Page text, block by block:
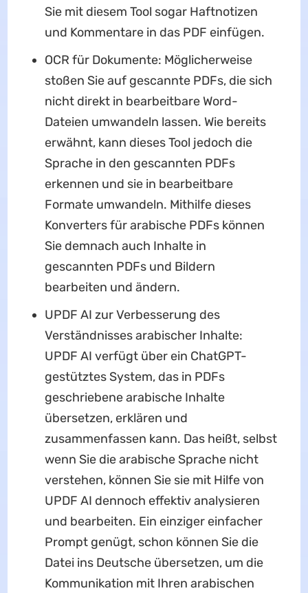
Sie mit diesem Tool sogar Haftnotizen
und Kommentare in das PDF einfügen.
OCR für Dokumente: Möglicherweise
stoßen Sie auf gescannte PDFs, die sich
nicht direkt in bearbeitbare Word-
Dateien umwandeln lassen. Wie bereits
erwähnt, kann dieses Tool jedoch die
Sprache in den gescannten PDFs
erkennen und sie in bearbeitbare
Formate umwandeln. Mithilfe dieses
Konverters für arabische PDFs können
Sie demnach auch Inhalte in
gescannten PDFs und Bildern
bearbeiten und ändern.
UPDF AI zur Verbesserung des
Verständnisses arabischer Inhalte:
UPDF AI verfügt über ein ChatGPT-
gestütztes System, das in PDFs
geschriebene arabische Inhalte
übersetzen, erklären und
zusammenfassen kann. Das heißt, selbst
wenn Sie die arabische Sprache nicht
verstehen, können Sie sie mit Hilfe von
UPDF AI dennoch effektiv analysieren
und bearbeiten. Ein einziger einfacher
Prompt genügt, schon können Sie die
Datei ins Deutsche übersetzen, um die
Kommunikation mit Ihren arabischen